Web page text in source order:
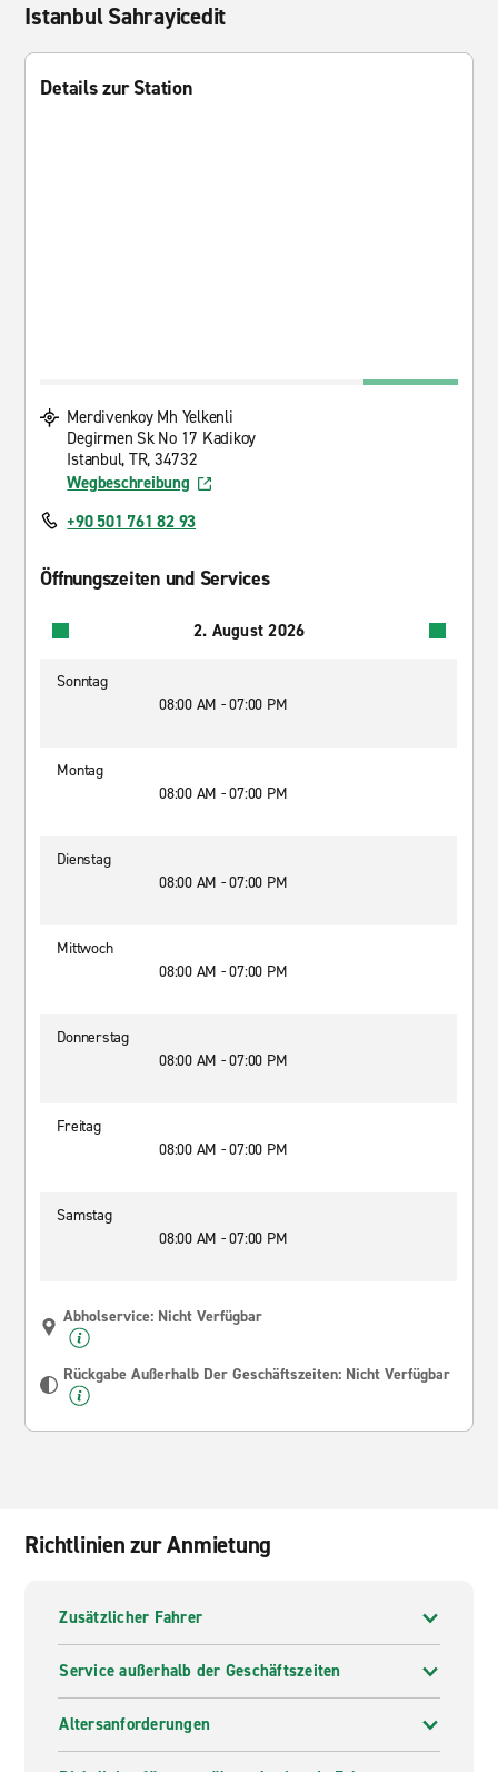
Istanbul Sahrayicedit
Details zur Station
Merdivenkoy Mh Yelkenli
Degirmen Sk No 17 Kadikoy
Istanbul, TR, 34732
Wegbeschreibung
+90 501 761 82 93
Öffnungszeiten und Services
2. August 2026
Sonntag
08:00 AM - 07:00 PM
Montag
08:00 AM - 07:00 PM
Dienstag
08:00 AM - 07:00 PM
Mittwoch
08:00 AM - 07:00 PM
Donnerstag
08:00 AM - 07:00 PM
Freitag
08:00 AM - 07:00 PM
Samstag
08:00 AM - 07:00 PM
Abholservice: Nicht Verfügbar
Rückgabe Außerhalb Der Geschäftszeiten: Nicht Verfügbar
Richtlinien zur Anmietung
Zusätzlicher Fahrer
Service außerhalb der Geschäftszeiten
Altersanforderungen